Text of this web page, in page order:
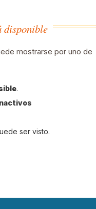
disponible
mostrarse por uno de
.
ser visto.